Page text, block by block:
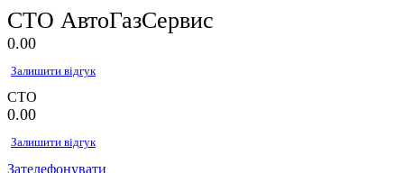
СТО АвтоГазСервис
0.00
Залишити відгук
СТО
0.00
Залишити відгук
Зателефонувати